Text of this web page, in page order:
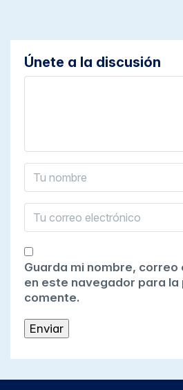
Únete a la discusión
Guarda mi nombre,
en este navegador para la
comente.